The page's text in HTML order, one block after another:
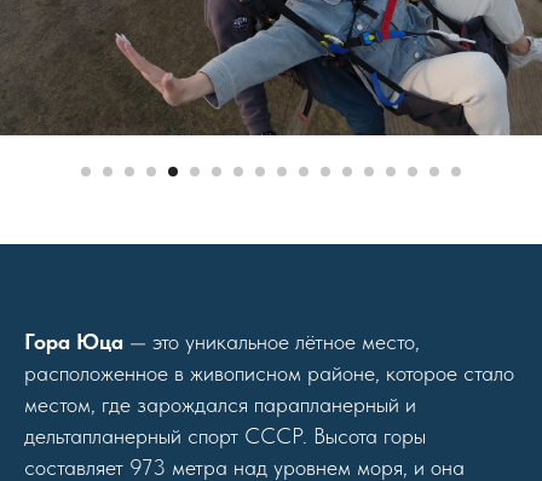
Гора Юца — это уникальное лётное место,
расположенное в живописном районе, которое стало
местом, где зарождался парапланерный и
дельтапланерный спорт СССР. Высота горы
составляет 973 метра над уровнем моря, и она